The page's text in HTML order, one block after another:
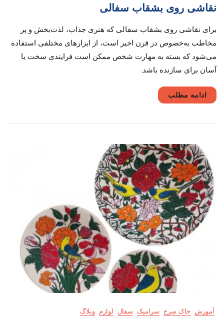
نقاشی روی بشقاب سفالی
برای نقاشی روی بشقاب سفالی که هنری جذاب، لذت‌‌بخش و پر
مخاطب به‌خصوص در قرن اخیر است، از ابزارهای مختلفی استفاده
می‌شود که بسته به مهارت شخص ممکن است فرایندی سخت یا
آسان برای سازنده باشد.
ادامه مطلب
آموزش خاک سرخ سرامیک سفال لوازم وبلاگ